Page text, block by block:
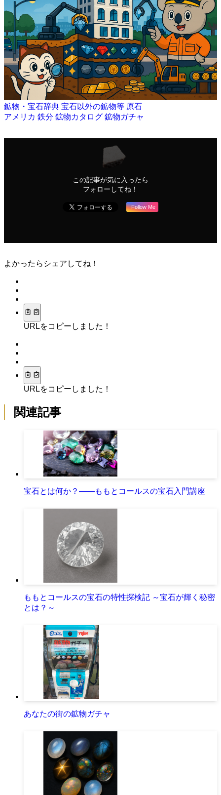
鉱物・宝石辞典 宝石以外の鉱物等 原石
アメリカ 鉄分 鉱物カタログ 鉱物ガチャ
この記事が気に入ったら
フォローしてね！
Follow Me
よかったらシェアしてね！
URLをコピーしました！
URLをコピーしました！
関連記事
宝石とは何か？――ももとコールスの宝石入門講座
ももとコールスの宝石の特性探検記 ～宝石が輝く秘密
とは？～
あなたの街の鉱物ガチャ